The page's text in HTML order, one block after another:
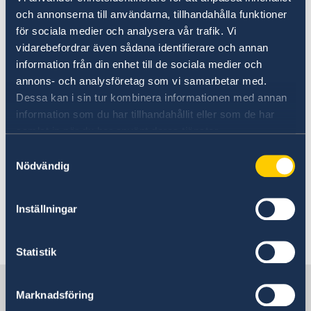
och annonserna till användarna, tillhandahålla funktioner
för sociala medier och analysera vår trafik. Vi
vidarebefordrar även sådana identifierare och annan
information från din enhet till de sociala medier och
annons- och analysföretag som vi samarbetar med.
Dessa kan i sin tur kombinera informationen med annan
information som du har tillhandahållit eller som de har
samlat in när du har använt deras tjänster.
Nödvändig
Inställningar
Statistik
Marknadsföring
om vilken hjälp du kan få av UD i olika
situationer.
UD:s reseinformation på
regeringen.se
Ladda ner appen UD Resklar
Ladda ner UD Resklar på iTunes
Följ UD Resklar på Facebook och X
UD Resklar på X
Sverige i Bosnien och